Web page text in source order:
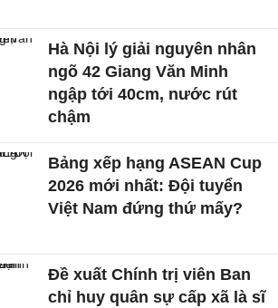
Hà Nội lý giải nguyên nhân
ngõ 42 Giang Văn Minh
ngập tới 40cm, nước rút
chậm
Bảng xếp hạng ASEAN Cup
2026 mới nhất: Đội tuyển
Việt Nam đứng thứ mấy?
Đề xuất Chính trị viên Ban
chỉ huy quân sự cấp xã là sĩ